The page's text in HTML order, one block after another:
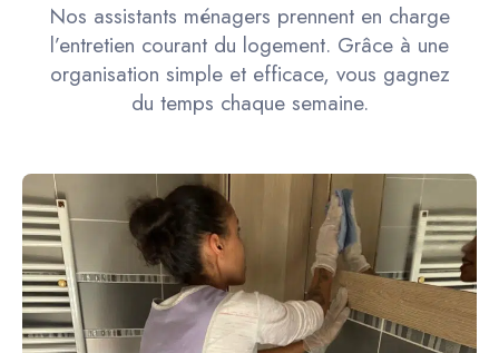
Nos assistants ménagers prennent en charge
l’entretien courant du logement. Grâce à une
organisation simple et efficace, vous gagnez
du temps chaque semaine.